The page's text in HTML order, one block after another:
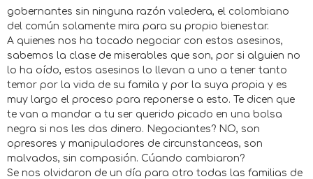
gobernantes sin ninguna razón valedera, el colombiano
del común solamente mira para su propio bienestar.
A quienes nos ha tocado negociar con estos asesinos,
sabemos la clase de miserables que son, por si alguien no
lo ha oído, estos asesinos lo llevan a uno a tener tanto
temor por la vida de su famila y por la suya propia y es
muy largo el proceso para reponerse a esto. Te dicen que
te van a mandar a tu ser querido picado en una bolsa
negra si nos les das dinero. Negociantes? NO, son
opresores y manipuladores de circunstanceas, son
malvados, sin compasión. Cúando cambiaron?
Se nos olvidaron de un día para otro todas las familias de